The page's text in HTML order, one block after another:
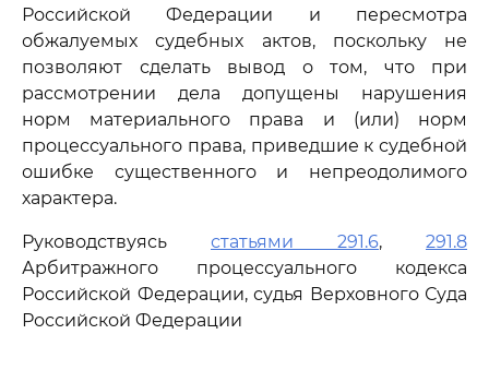
Российской Федерации и пересмотра
обжалуемых судебных актов, поскольку не
позволяют сделать вывод о том, что при
рассмотрении дела допущены нарушения
норм материального права и (или) норм
процессуального права, приведшие к судебной
ошибке существенного и непреодолимого
характера.
Руководствуясь статьями 291.6, 291.8
Арбитражного процессуального кодекса
Российской Федерации, судья Верховного Суда
Российской Федерации